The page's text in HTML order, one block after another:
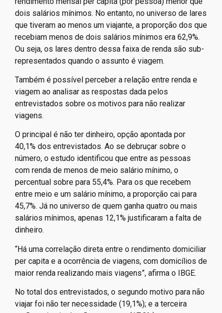
De acordo com o IBGE, em 2023, 79,7% do total de
domicílios brasileiros eram formados por famílias com
rendimento mensal per capita (por pessoa) menor que
dois salários mínimos. No entanto, no universo de lares
que tiveram ao menos um viajante, a proporção dos que
Ou seja, os lares dentro dessa faixa de renda são sub-
representados quando o assunto é viagem.
Também é possível perceber a relação entre renda e
entrevistados sobre os motivos para não realizar
viagens.
O principal é não ter dinheiro, opção apontada por
40,1% dos entrevistados. Ao se debruçar sobre o
número, o estudo identificou que entre as pessoas
com renda de menos de meio salário mínimo, o
percentual sobre para 55,4%. Para os que recebem
entre meio e um salário mínimo, a proporção cai para
salários mínimos, apenas 12,1% justificaram a falta de
dinheiro.
per capita e a ocorrência de viagens, com domicílios de
maior renda realizando mais viagens”, afirma o IBGE.